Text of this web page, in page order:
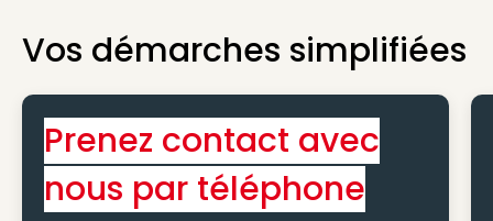
Vos démarches simplifiées
Prenez contact avec
nous par téléphone